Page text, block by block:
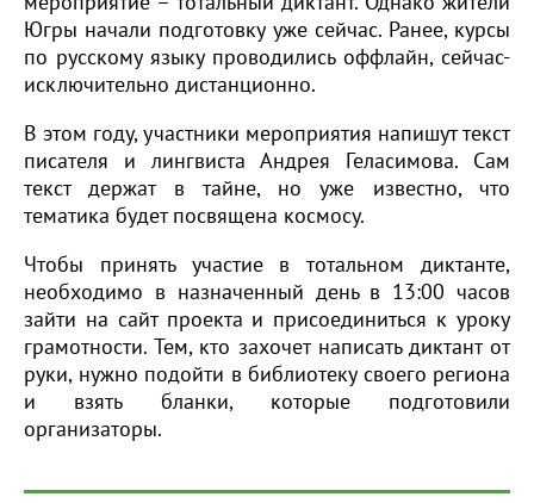
Югры начали подготовку уже сейчас. Ранее, курсы
по русскому языку проводились оффлайн, сейчас-
исключительно дистанционно.
В этом году, участники мероприятия напишут текст
писателя и лингвиста Андрея Геласимова. Сам
текст держат в тайне, но уже известно, что
тематика будет посвящена космосу.
Чтобы принять участие в тотальном диктанте,
необходимо в назначенный день в 13:00 часов
зайти на сайт проекта и присоединиться к уроку
грамотности. Тем, кто захочет написать диктант от
руки, нужно подойти в библиотеку своего региона
и взять бланки, которые подготовили
организаторы.